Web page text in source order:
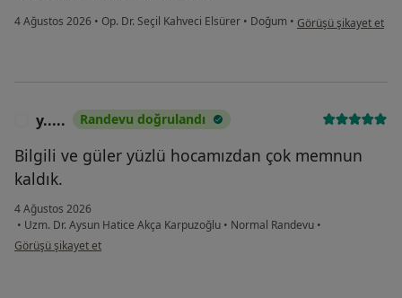
4 Ağustos 2026 • Op. Dr. Seçil Kahveci Elsürer • Doğum • kullanıcının
Görüşü şikayet et
y..... Randevu doğrulandı
Bilgili ve güler yüzlü hocamızdan çok memnun
kaldık.
4 Ağustos 2026
• Uzm. Dr. Aysun Hatice Akça Karpuzoğlu • Normal Randevu •
kullanıcının görüşüne göre y.....
Görüşü şikayet et